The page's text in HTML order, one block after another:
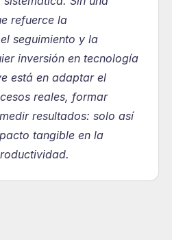
refuerce la
seguimiento y la
inversión en tecnología
está en adaptar el
reales, formar
resultados: solo así
tangible en la